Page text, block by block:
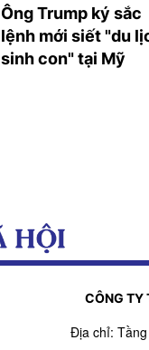
Ông Trump ký sắc
lệnh mới siết "du
sinh con" tại Mỹ
CÔNG TY
Địa chỉ: